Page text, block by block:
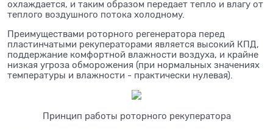
охлаждается, и таким образом передает тепло и влагу от
теплого воздушного потока холодному.
Преимуществами роторного регенератора перед
пластинчатыми рекуператорами является высокий КПД,
поддержание комфортной влажности воздуха, и крайне
низкая угроза обморожения (при нормальных значениях
температуры и влажности - практически нулевая).
Принцип работы роторного рекуператора